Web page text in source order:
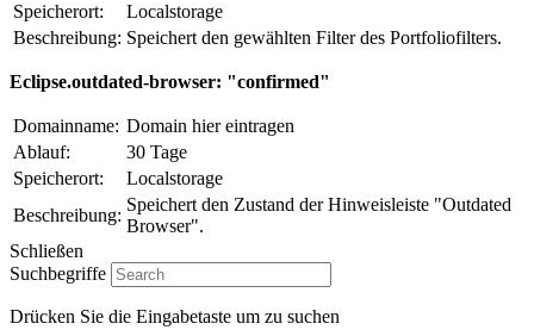
Speicherort:
Localstorage
Beschreibung: Speichert den gewählten Filter des Portfoliofilters.
Eclipse.outdated-browser: "confirmed"
Domainname: Domain hier eintragen
Ablauf:
30 Tage
Speicherort:
Localstorage
Beschreibung:
Speichert den Zustand der Hinweisleiste "Outdated
Browser".
Schließen
Suchbegriffe
Drücken Sie die Eingabetaste um zu suchen